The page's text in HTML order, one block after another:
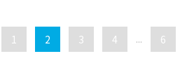
1 2 3 4 ... 6